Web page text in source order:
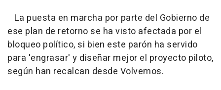
La puesta en marcha por parte del Gobierno de
ese plan de retorno se ha visto afectada por el
bloqueo político, si bien este parón ha servido
para 'engrasar' y diseñar mejor el proyecto piloto,
según han recalcan desde Volvemos.